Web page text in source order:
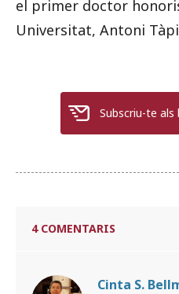
el primer doctor
Universitat, Antoni
Subscriu-te als
4 COMENTARIS
Cinta S.